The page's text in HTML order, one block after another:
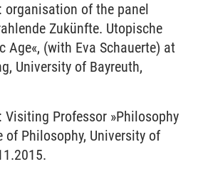
organisation of the panel
Zukünfte. Utopische
Age«, (with Eva Schauerte) at
University of Bayreuth,
Visiting Professor »Philosophy
of Philosophy, University of